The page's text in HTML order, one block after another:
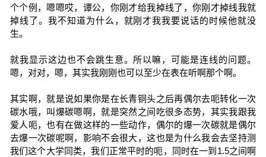
个个例，嗯嗯哎，谭公，你刚才给我掉线了，你刚才掉线我就
掉线了。我不知道为什么，就刚才我我要说话的时候他就没
生。
就我显示这边也不会跳生意。所以嘛，可能是连线的问题。
嗯，对对，嗯，其实我刚刚也可以至少在表在听啊那个啊。
其实啊，就是说如果你是在长青铜头之后再偶尔去呃转化一次
碳水哦，叫爆碳嗯啊，就是突然之间吃很多态势，其实我跟我
爱人呃，也有在做这样的一些动作，偶尔的爆一次碳就是偶尔
去爆一次碳呢啊，影响不会很大，这也是为什么我会去坚持测
我们这个大学同类，我们正常平时的呃，同时在一到1.5之间啊